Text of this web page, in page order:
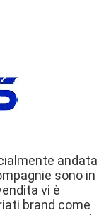
andata
sono in
vi è
brand come